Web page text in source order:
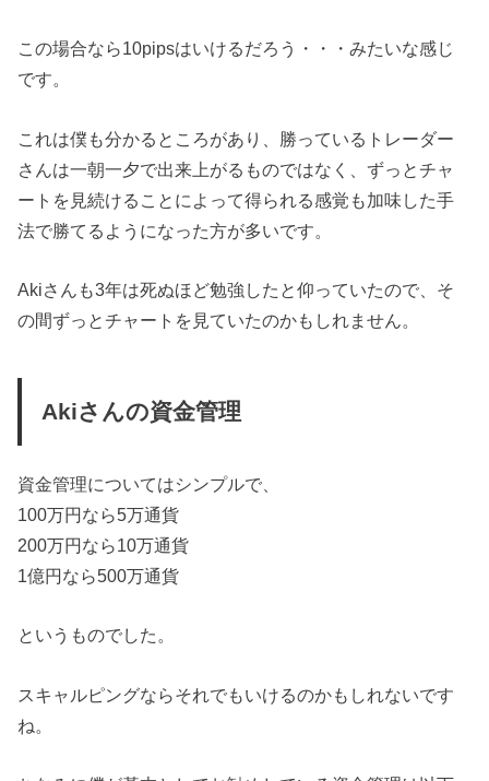
この場合なら10pipsはいけるだろう・・・みたいな感じ
です。
これは僕も分かるところがあり、勝っているトレーダー
さんは一朝一夕で出来上がるものではなく、ずっとチャ
ートを見続けることによって得られる感覚も加味した手
法で勝てるようになった方が多いです。
Akiさんも3年は死ぬほど勉強したと仰っていたので、そ
の間ずっとチャートを見ていたのかもしれません。
Akiさんの資金管理
資金管理についてはシンプルで、
100万円なら5万通貨
200万円なら10万通貨
1億円なら500万通貨
というものでした。
スキャルピングならそれでもいけるのかもしれないです
ね。